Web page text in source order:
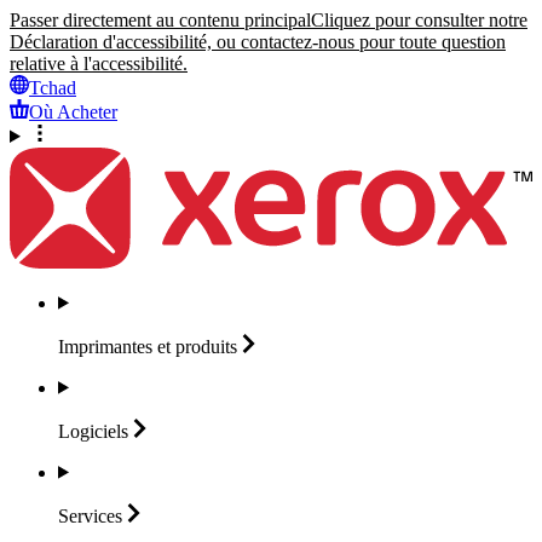
Passer directement au contenu principalCliquez pour consulter notre
Déclaration d'accessibilité, ou contactez-nous pour toute question
relative à l'accessibilité.
Tchad
Où Acheter
Imprimantes et produits
Logiciels
Services